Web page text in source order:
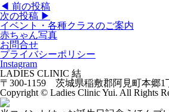
◀︎ 前の投稿
次の投稿 ▶︎
イベント・各種クラスのご案内
赤ちゃん写真
お問合せ
プライバシーポリシー
Instagram
LADIES CLINIC 結
〒300-1159 茨城県稲敷郡阿見町本郷1
Copyright © Ladies Clinic Yui. All Rights